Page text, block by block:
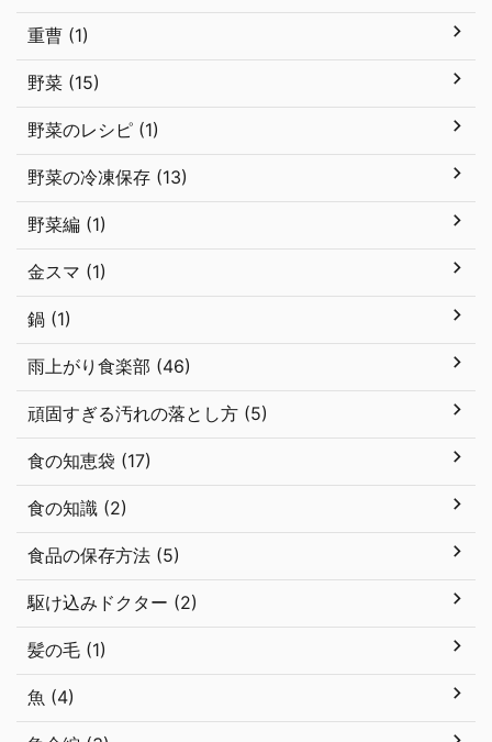
重曹 (1)
野菜 (15)
野菜のレシピ (1)
野菜の冷凍保存 (13)
野菜編 (1)
金スマ (1)
鍋 (1)
雨上がり食楽部 (46)
頑固すぎる汚れの落とし方 (5)
食の知恵袋 (17)
食の知識 (2)
食品の保存方法 (5)
駆け込みドクター (2)
髪の毛 (1)
魚 (4)